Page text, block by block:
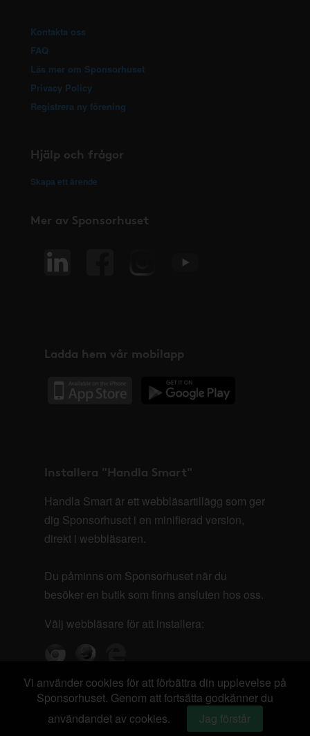
Kontakta oss
FAQ
Läs mer om Sponsorhuset
Privacy Policy
Registrera ny förening
Hjälp och frågor
Skapa ett ärende
Mer av Sponsorhuset
Ladda hem vår mobilapp
Installera "Handla Smart"
Handla Smart är ett webbläsartillägg som ger
dig Sponsorhuset i en minifierad version,
direkt i webbläsaren.
Du påminns om Sponsorhuset när du
besöker en butik som finns ansluten hos oss.
Välj webbläsare för att installera:
Vi använder cookies för att förbättra din upplevelse på
Sponsorhuset. Genom att fortsätta godkänner du
användandet av cookies.
Jag förstår